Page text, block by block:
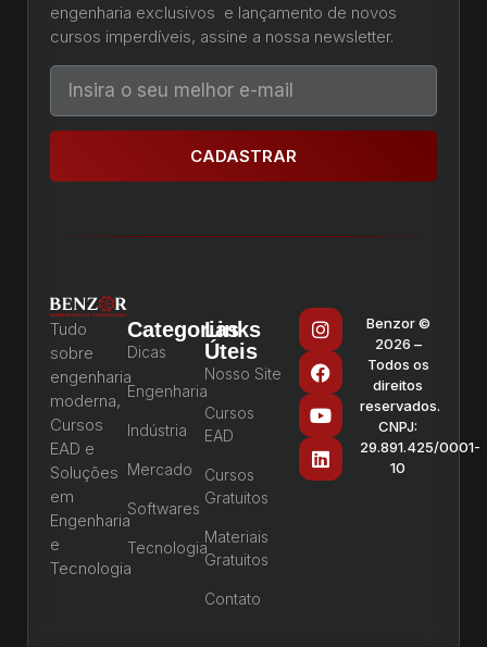
engenharia exclusivos e lançamento de novos
cursos imperdíveis, assine a nossa newsletter.
CADASTRAR
Tudo
sobre
engenharia
moderna,
Cursos
EAD e
Soluções
em
Engenharia
e
Tecnologia
Categorias
Dicas
Engenharia
Indústria
Mercado
Softwares
Tecnologia
Links
Úteis
Nosso Site
Cursos
EAD
Cursos
Gratuitos
Materiais
Gratuitos
Contato
Benzor ©
2026 –
Todos os
direitos
reservados.
CNPJ:
29.891.425/0001-
10